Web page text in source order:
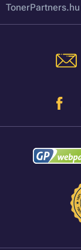
TonerPartners.hu